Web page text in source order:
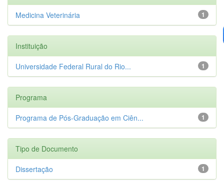
1
Medicina Veterinária
Instituição
1
Universidade Federal Rural do Rio...
Programa
1
Programa de Pós-Graduação em Ciên...
Tipo de Documento
1
Dissertação